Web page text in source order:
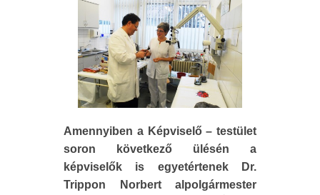
Amennyiben a Képviselő – testület
soron következő ülésén a
képviselők is egyetértenek Dr.
Trippon Norbert alpolgármester